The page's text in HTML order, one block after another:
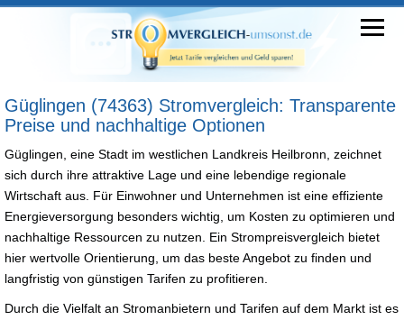
Güglingen (74363) Stromvergleich: Transparente
Preise und nachhaltige Optionen
Güglingen, eine Stadt im westlichen Landkreis Heilbronn, zeichnet
sich durch ihre attraktive Lage und eine lebendige regionale
Wirtschaft aus. Für Einwohner und Unternehmen ist eine effiziente
Energieversorgung besonders wichtig, um Kosten zu optimieren und
nachhaltige Ressourcen zu nutzen. Ein Strompreisvergleich bietet
hier wertvolle Orientierung, um das beste Angebot zu finden und
langfristig von günstigen Tarifen zu profitieren.
Durch die Vielfalt an Stromanbietern und Tarifen auf dem Markt ist es